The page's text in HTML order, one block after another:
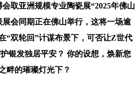
取亚洲规模专业陶瓷展“2025年佛山
会同期正在佛山举行，这将一场逾
“双轮回”计谋布景下，可否让Z世代
银发独居平安？ 你的设想，焕新您
畔的璀璨灯光下？